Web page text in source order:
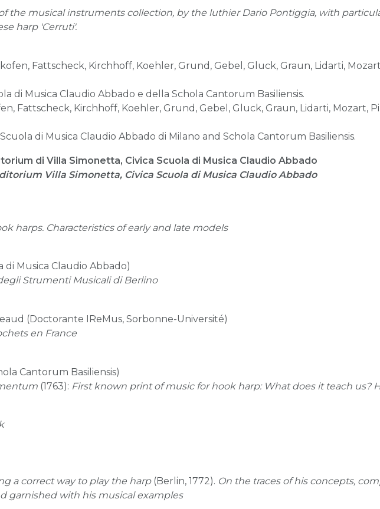
the musical instruments collection, by the luthier Dario Pontiggia, with
harp 'Cerruti'.
Fattscheck, Kirchhoff, Koehler, Grund, Gebel, Gluck, Graun, Lidarti,
di Musica Claudio Abbado e della Schola Cantorum Basiliensis.
Fattscheck, Kirchhoff, Koehler, Grund, Gebel, Gluck, Graun, Lidarti, Mozart,
di Musica Claudio Abbado di Milano and Schola Cantorum Basiliensis.
di Villa Simonetta, Civica Scuola di Musica Claudio Abbado
Villa Simonetta, Civica Scuola di Musica Claudio Abbado
harps. Characteristics of early and late models
di Musica Claudio Abbado)
Strumenti Musicali di Berlino
(Doctorante IReMus, Sorbonne-Université)
en France
Cantorum Basiliensis)
(1763): First known print of music for hook harp: What does it teach us?
a correct way to play the harp (Berlin, 1772). On the traces of his concepts,
garnished with his musical examples